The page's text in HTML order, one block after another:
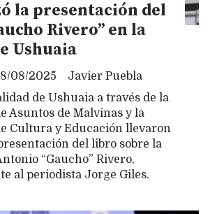
la presentación del
Rivero” en la
Ushuaia
Javier Puebla
08/2025
de Ushuaia a través de la
Asuntos de Malvinas y la
Cultura y Educación llevaron
del libro sobre la
“Gaucho” Rivero,
al periodista Jorge Giles.